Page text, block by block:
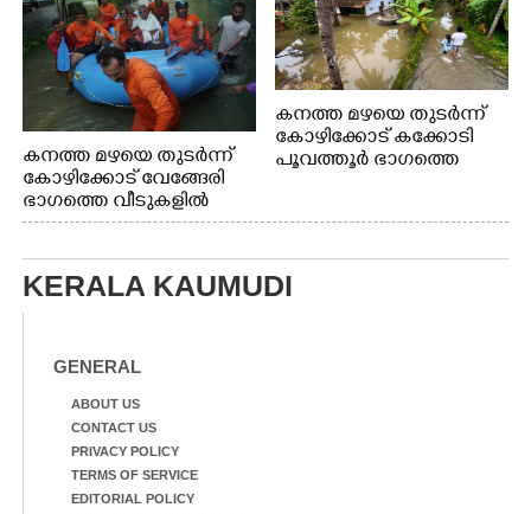
കനത്ത മഴയെ തുടർന്ന്
കോഴിക്കോട് വേങ്ങേരി
ഭാഗത്തെ വീടുകളിൽ
വെള്ളം
മാറ്റുന്ന സുരക്ഷാസേനാം
ഗങ്ങൾ
കനത്ത മഴയെ തുടർന്ന്
കോഴിക്കോട് കക്കോടി
പൂവത്തൂർ ഭാഗത്തെ
KERALA KAUMUDI
GENERAL
ABOUT US
CONTACT US
PRIVACY POLICY
TERMS OF SERVICE
EDITORIAL POLICY